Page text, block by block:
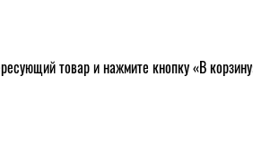
товар и нажмите кнопку «В